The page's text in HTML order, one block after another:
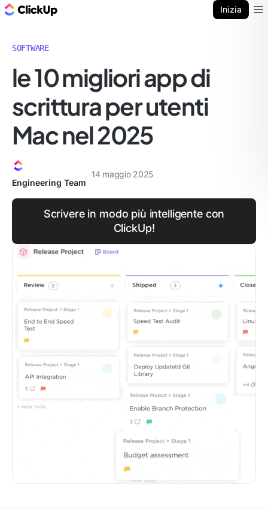
Inizia
SOFTWARE
le 10 migliori app di
scrittura per utenti
Mac nel 2025
Engineering Team
14 maggio 2025
Scrivere in modo più intelligente con
ClickUp!